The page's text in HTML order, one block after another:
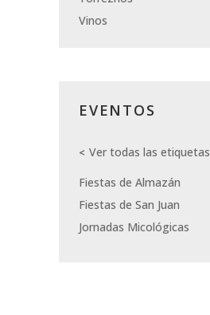
Vinos
EVENTOS
Ver todas las etiquetas
Fiestas de Almazán
Fiestas de San Juan
Jornadas Micológicas